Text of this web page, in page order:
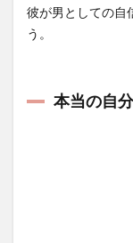
彼が男としての自
う。
本当の自